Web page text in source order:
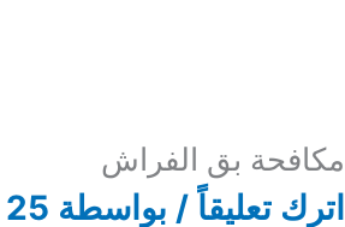
مكافحة بق الفراش
اترك تعليقاً / بواسطة 25 مايو، 2021